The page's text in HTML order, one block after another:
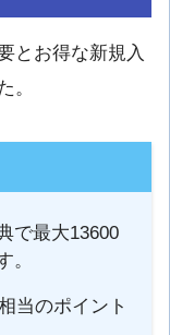
とお得な新規入
。
で最大13600
。
当のポイント